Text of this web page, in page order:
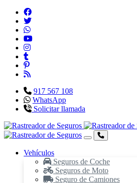
917 567 108
WhatsApp
Solicitar llamada
Vehículos
Seguros de Coche
Seguros de Moto
Seguro de Camiones